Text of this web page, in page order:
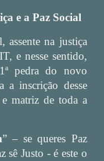
e a Paz Social
assente na justiça
e nesse sentido,
pedra do novo
a inscrição desse
matriz de toda a
” – se queres Paz
sê Justo - é este o